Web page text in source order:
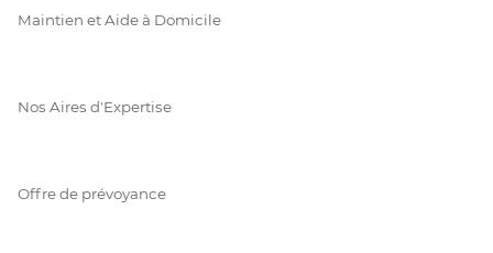
Maintien et Aide à Domicile
Nos Aires d'Expertise
Offre de prévoyance